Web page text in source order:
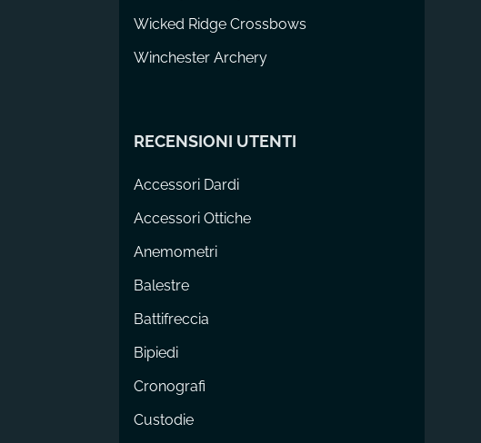
Wicked Ridge Crossbows
Winchester Archery
RECENSIONI UTENTI
Accessori Dardi
Accessori Ottiche
Anemometri
Balestre
Battifreccia
Bipiedi
Cronografi
Custodie